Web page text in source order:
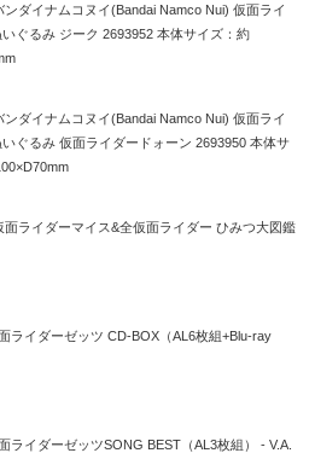
ンダイナムコヌイ(Bandai Namco Nui) 仮面ライ
ぐるみ ジーク 2693952 本体サイズ：約
ンダイナムコヌイ(Bandai Namco Nui) 仮面ライ
ぐるみ 仮面ライダードォーン 2693950 本体サ
面ライダーマイス&全仮面ライダー ひみつ大図鑑
ライダーゼッツ CD-BOX（AL6枚組+Blu-ray
ライダーゼッツSONG BEST（AL3枚組） - V.A.